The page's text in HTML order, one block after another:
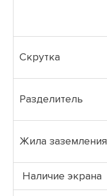
Скрутка
Разделитель
Жила заземления
Наличие экрана